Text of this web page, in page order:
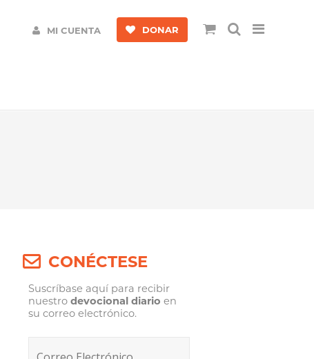
MI CUENTA DONAR
CONÉCTESE
Suscríbase aquí para recibir
nuestrodevocional diario en
su correo electrónico.